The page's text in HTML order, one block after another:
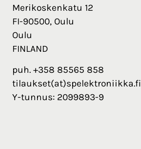
Merikoskenkatu 12
FI-90500, Oulu
Oulu
FINLAND
puh. +358 85565 858
tilaukset(at)spelektroniikka.fi
Y-tunnus: 2099893-9